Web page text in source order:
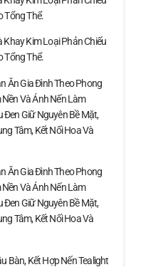
Tổng Thể.
Khay Kim Loại Phản Chiếu
Tổng Thể.
Ăn Gia Đình Theo Phong
Và Ánh Nến Làm
Đen Giữ Nguyên Bề Mặt,
Tâm, Kết Nối Hoa Và
Ăn Gia Đình Theo Phong
Và Ánh Nến Làm
Đen Giữ Nguyên Bề Mặt,
Tâm, Kết Nối Hoa Và
Bàn, Kết Hợp Nến Tealight